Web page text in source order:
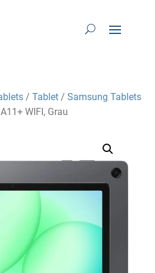
/Tablet /Samsung Tablets
WIFI, Grau